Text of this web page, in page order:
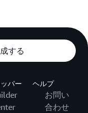
する
パー ヘルプ
お問い
合わせ